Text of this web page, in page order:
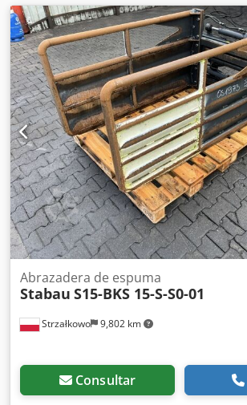
Strzałkowo 9,802 km
Abrazadera de espuma
Stabau S15-BKS 15-S-S0-01
Consultar